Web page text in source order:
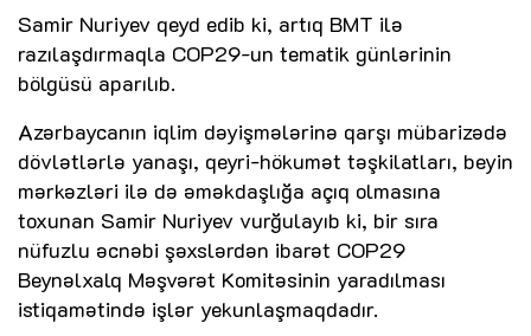
Samir Nuriyev qeyd edib ki, artıq BMT ilə
razılaşdırmaqla COP29-un tematik günlərinin
bölgüsü aparılıb.
Azərbaycanın iqlim dəyişmələrinə qarşı mübarizədə
dövlətlərlə yanaşı, qeyri-hökumət təşkilatları, beyin
mərkəzləri ilə də əməkdaşlığa açıq olmasına
toxunan Samir Nuriyev vurğulayıb ki, bir sıra
nüfuzlu əcnəbi şəxslərdən ibarət COP29
Beynəlxalq Məşvərət Komitəsinin yaradılması
istiqamətində işlər yekunlaşmaqdadır.